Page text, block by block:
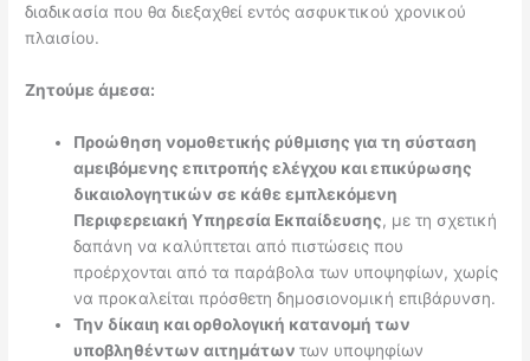
διαδικασία που θα διεξαχθεί εντός ασφυκτικού χρονικού
πλαισίου.
Ζητούμε άμεσα:
Προώθηση νομοθετικής ρύθμισης για τη σύσταση
αμειβόμενης επιτροπής ελέγχου και επικύρωσης
δικαιολογητικών σε κάθε εμπλεκόμενη
Περιφερειακή Υπηρεσία Εκπαίδευσης, με τη σχετική
δαπάνη να καλύπτεται από πιστώσεις που
προέρχονται από τα παράβολα των υποψηφίων, χωρίς
να προκαλείται πρόσθετη δημοσιονομική επιβάρυνση.
Την δίκαιη και ορθολογική κατανομή των
υποβληθέντων αιτημάτωντων υποψηφίων